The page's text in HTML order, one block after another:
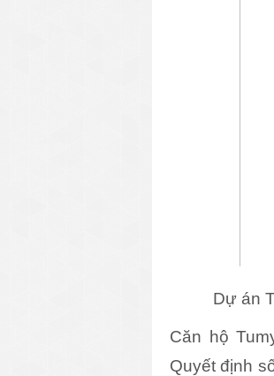
Dự án
Căn hộ
Quyết định